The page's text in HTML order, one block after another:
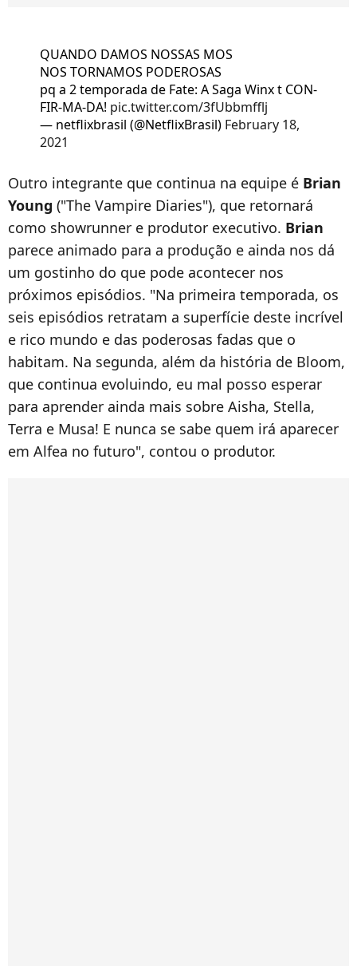
QUANDO DAMOS NOSSAS MOS
NOS TORNAMOS PODEROSAS
pq a 2 temporada de Fate: A Saga Winx t CON-
FIR-MA-DA! pic.twitter.com/3fUbbmfflj
— netflixbrasil (@NetflixBrasil) February 18,
2021
Outro integrante que continua na equipe é Brian
Young ("The Vampire Diaries"), que retornará
como showrunner e produtor executivo. Brian
parece animado para a produção e ainda nos dá
um gostinho do que pode acontecer nos
próximos episódios. "Na primeira temporada, os
seis episódios retratam a superfície deste incrível
e rico mundo e das poderosas fadas que o
habitam. Na segunda, além da história de Bloom,
que continua evoluindo, eu mal posso esperar
para aprender ainda mais sobre Aisha, Stella,
Terra e Musa! E nunca se sabe quem irá aparecer
em Alfea no futuro", contou o produtor.